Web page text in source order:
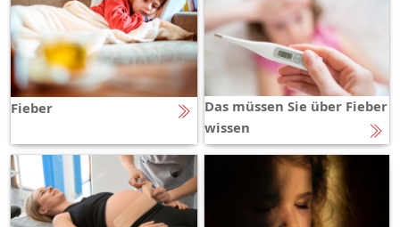
Fieber
Das müssen Sie über Fieber
wissen